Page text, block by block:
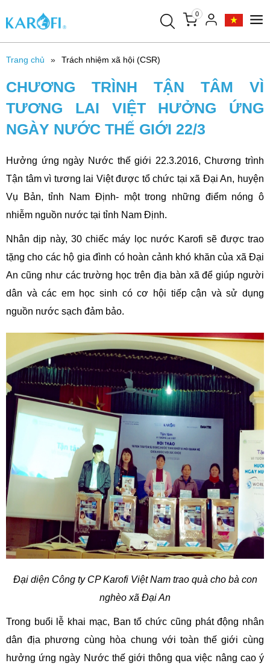
0
Trang chủ Trách nhiệm xã hội (CSR)
CHƯƠNG TRÌNH TẬN TÂM VÌ
TƯƠNG LAI VIỆT HƯỞNG ỨNG
NGÀY NƯỚC THẾ GIỚI 22/3
Hưởng ứng ngày Nước thế giới 22.3.2016, Chương trình
Tận tâm vì tương lai Việt được tổ chức tại xã Đại An, huyện
Vụ Bản, tỉnh Nam Định- một trong những điểm nóng ô
nhiễm nguồn nước tại tỉnh Nam Định.
Nhân dịp này, 30 chiếc máy lọc nước Karofi sẽ được trao
tặng cho các hộ gia đình có hoàn cảnh khó khăn của xã Đại
An cũng như các trường học trên địa bàn xã để giúp người
dân và các em học sinh có cơ hội tiếp cận và sử dụng
nguồn nước sạch đảm bảo.
Đại diện Công ty CP Karofi Việt Nam trao quà cho bà con
nghèo xã Đại An
Trong buổi lễ khai mạc, Ban tổ chức cũng phát động nhân
dân địa phương cùng hòa chung với toàn thế giới cùng
hưởng ứng ngày Nước thế giới thông qua việc nâng cao ý